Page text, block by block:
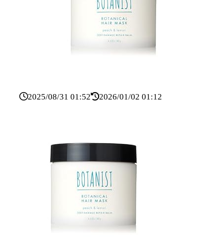
2025/08/31 01:52 2026/01/02 01:12